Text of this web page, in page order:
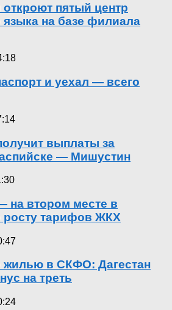
пятый центр
языка на базе филиала
и уехал — всего
выплаты за
— Мишустин
на втором месте в
росту тарифов ЖКХ
в СКФО: Дагестан
на треть